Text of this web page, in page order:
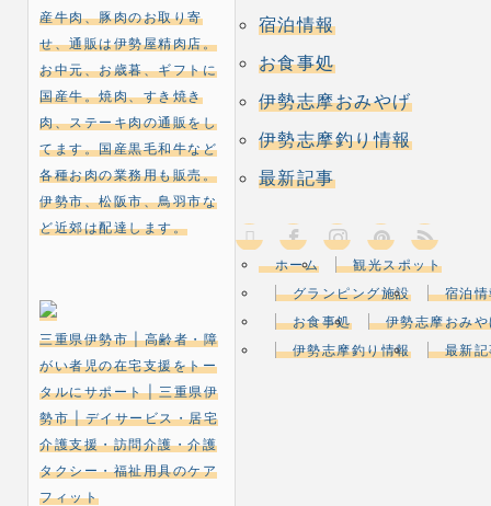
産牛肉、豚肉のお取り寄
せ、通販は伊勢屋精肉店。
お中元、お歳暮、ギフトに
国産牛。焼肉、すき焼き
肉、ステーキ肉の通販をし
てます。国産黒毛和牛など
各種お肉の業務用も販売。
伊勢市、松阪市、鳥羽市な
ど近郊は配達します。
三重県伊勢市 | 高齢者・障
がい者児の在宅支援をトー
タルにサポート | 三重県伊
勢市 | デイサービス・居宅
介護支援・訪問介護・介護
タクシー・福祉用具のケア
フィット
宿泊情報
お食事処
伊勢志摩おみやげ
伊勢志摩釣り情報
最新記事
X FacebookInstagram
Pinterest
RSS
ホーム
観光スポット
グランピング施設
宿泊
お食事処
伊勢志摩おみ
伊勢志摩釣り情報
最新